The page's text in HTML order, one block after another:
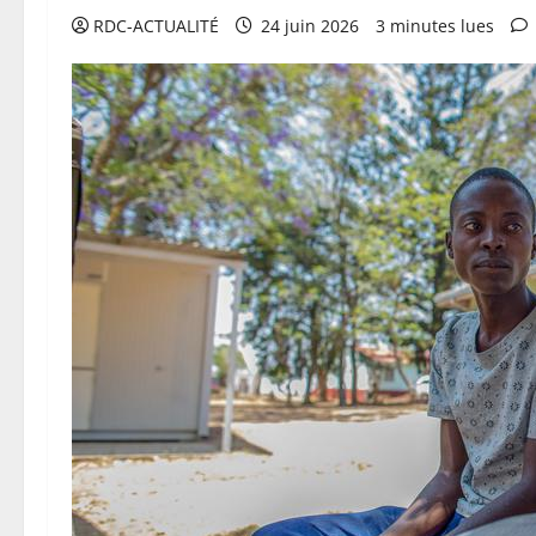
RDC-ACTUALITÉ 24 juin 2026 3 minutes lues